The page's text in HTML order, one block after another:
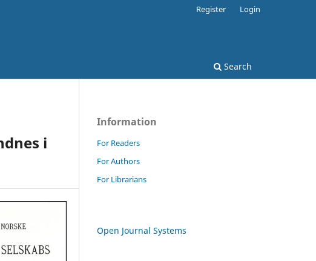
Search
Register Login
i
Information
For Readers
For Authors
For Librarians
Open Journal Systems